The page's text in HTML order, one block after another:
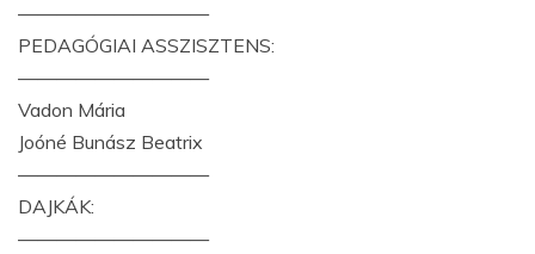
——————————
PEDAGÓGIAI ASSZISZTENS:
——————————
Vadon Mária
Joóné Bunász Beatrix
——————————
DAJKÁK:
——————————